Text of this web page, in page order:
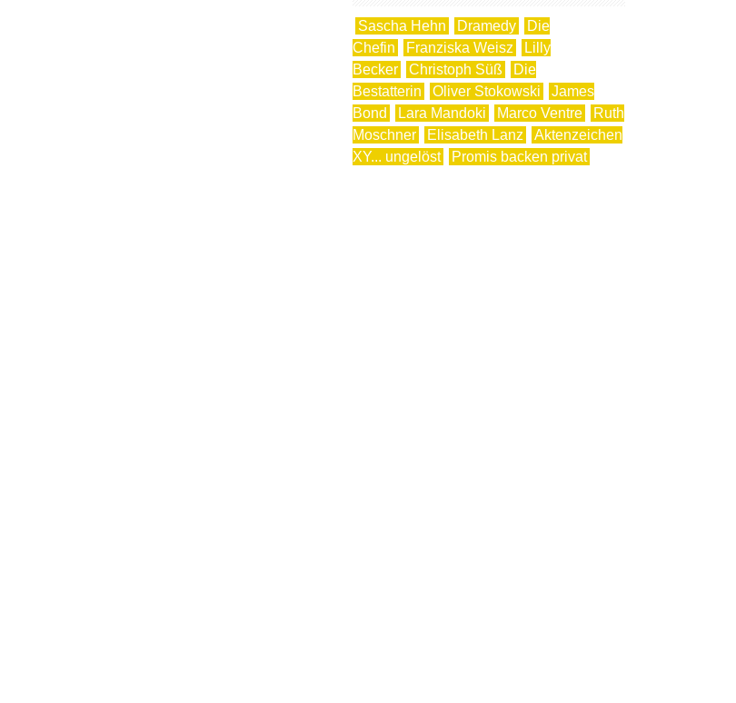
Sascha Hehn Dramedy
Die
Chefin
Franziska Weisz
Lilly
Becker
Christoph Süß
Die
Bestatterin
Oliver Stokowski
James
Bond
Lara Mandoki Marco Ventre
Ruth
Moschner
Elisabeth Lanz
Aktenzeichen
XY... ungelöst
Promis backen privat